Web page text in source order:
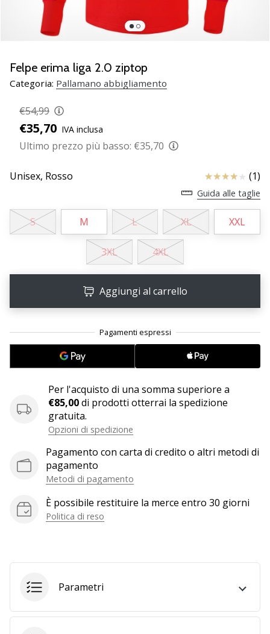
nuove
da
pallamano
PUMA
Accelerate
NITRO
SQD
5!
gli
aggiornamenti
e
valuta
se
Tempo di lettura: 1 min.
Diventa
ambassador
WePlayHandball
un
fanatico
come
noi?
Brand
Ambassador.
Felpe erima liga 2.0 ziptop
Categoria: Pallamano abbigliamento
€54,99
€35,70 IVA inclusa
Ultimo prezzo più basso: €35,70
Unisex, Rosso Recensioni(1)
Guida alle taglie
S M L XL XXL
3XL 4XL
Aggiungi al carrello
Per l'acquisto di una somma superiore a
€85,00di prodotti otterrai la spedizione
gratuita.
Opzioni di spedizione
Pagamento con carta di credito o altri metodi di
pagamento
Metodi di pagamento
È possibile restituire la merce entro 30 giorni
Politica di reso
Parametri